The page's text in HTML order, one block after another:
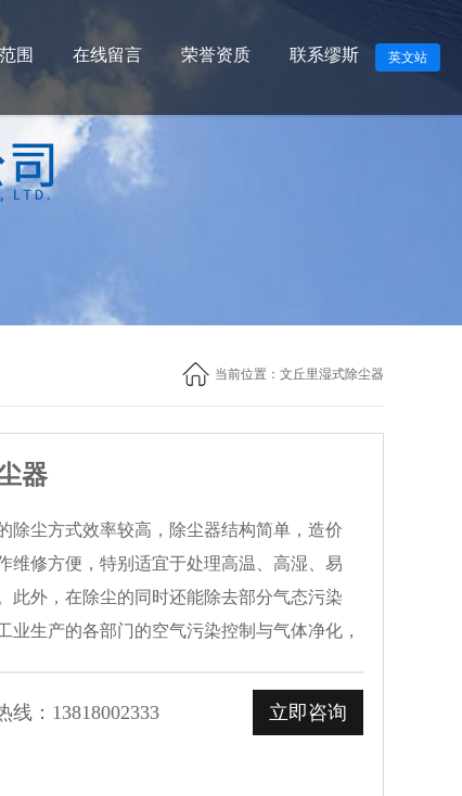
围 在线留言 荣誉资质 联系缪斯 英文站
当前位置： 文丘里湿式除尘器
器
除尘方式效率较高，除尘器结构简单，造价
维修方便，特别适宜于处理高温、高湿、易
此外，在除尘的同时还能除去部分气态污染
业生产的各部门的空气污染控制与气体净化，
立即咨询
线：13818002333